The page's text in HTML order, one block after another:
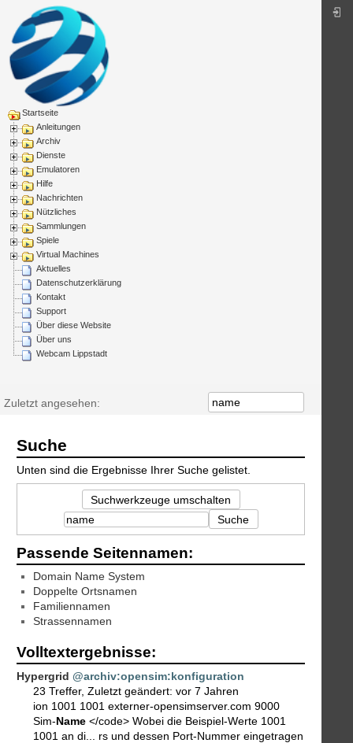
Startseite
Anleitungen
Archiv
Dienste
Emulatoren
Hilfe
Nachrichten
Nützliches
Sammlungen
Spiele
Virtual Machines
Aktuelles
Datenschutzerklärung
Kontakt
Support
Über diese Website
Über uns
Webcam Lippstadt
Zuletzt angesehen:
Suche
Unten sind die Ergebnisse Ihrer Suche gelistet.
Suchwerkzeuge umschalten
Suche
Passende Seitennamen:
Domain Name System
Doppelte Ortsnamen
Familiennamen
Strassennamen
Volltextergebnisse:
Hypergrid @archiv:opensim:konfiguration
23 Treffer, Zuletzt geändert: vor 7 Jahren
ion 1001 1001 externer-opensimserver.com 9000
Sim-Name </code> Wobei die Beispiel-Werte 1001
1001 an di... rs und dessen Port-Nummer eingetragen